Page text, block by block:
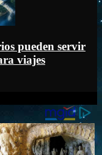
pueden servir
viajes